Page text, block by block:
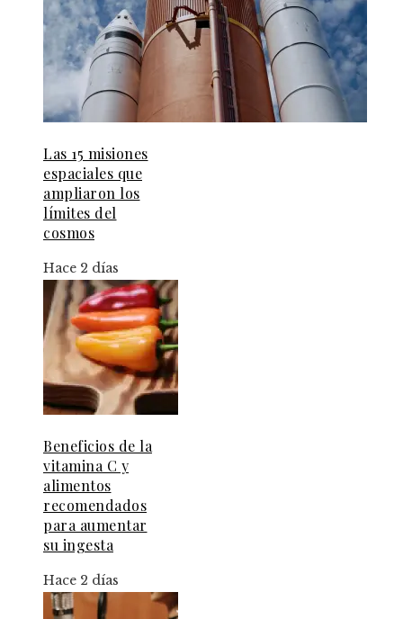
Las 15 misiones
espaciales que
ampliaron los
límites del
cosmos
Hace 2 días
Beneficios de la
vitamina C y
alimentos
recomendados
para aumentar
su ingesta
Hace 2 días